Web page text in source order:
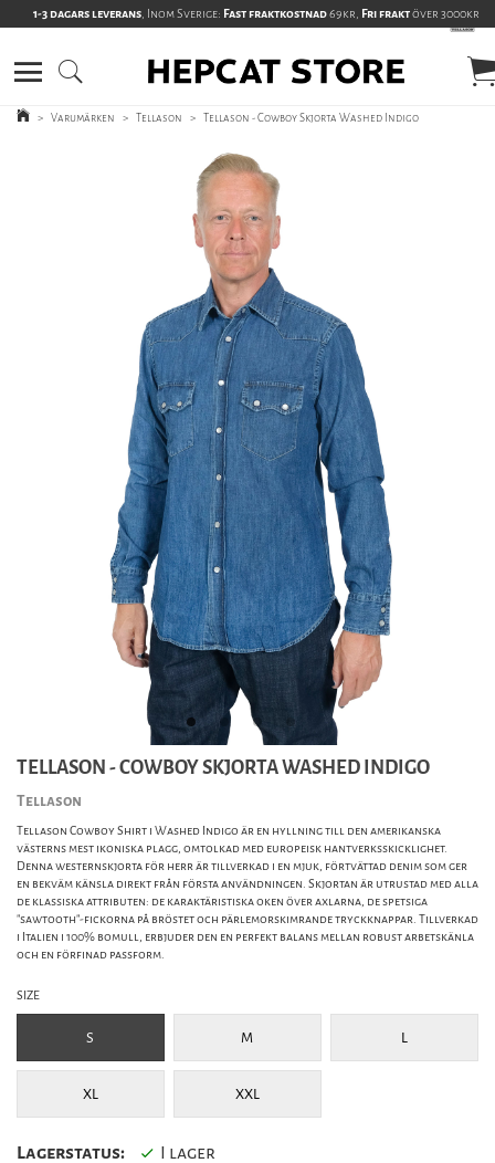
1-3 dagars leverans, Inom Sverige: Fast fraktkostnad69kr, Fri fraktöver 3000kr
> Varumärken > Tellason > Tellason - Cowboy Skjorta Washed Indigo
TELLASON - COWBOY SKJORTA WASHED INDIGO
Tellason
Tellason Cowboy Shirt i Washed Indigo är en hyllning till den amerikanska
västerns mest ikoniska plagg, omtolkad med europeisk hantverksskicklighet.
Denna westernskjorta för herr är tillverkad i en mjuk, förtvättad denim som ger
en bekväm känsla direkt från första användningen. Skjortan är utrustad med alla
de klassiska attributen: de karaktäristiska oken över axlarna, de spetsiga
"sawtooth"-fickorna på bröstet och pärlemorskimrande tryckknappar. Tillverkad
i Italien i 100% bomull, erbjuder den en perfekt balans mellan robust arbetskänla
och en förfinad passform.
SIZE
S M L
XL XXL
Lagerstatus: I lager